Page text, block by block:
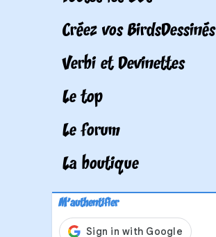
Créez vos BirdsDessinés
Verbi et Devinettes
Le top
Le forum
La boutique
M'authentifier